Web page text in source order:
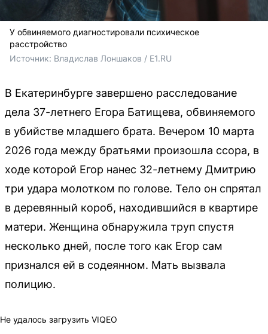
У обвиняемого диагностировали психическое
расстройство
Источник: Владислав Лоншаков / E1.RU
В Екатеринбурге завершено расследование
дела 37-летнего Егора Батищева, обвиняемого
в убийстве младшего брата. Вечером 10 марта
2026 года между братьями произошла ссора, в
ходе которой Егор нанес 32-летнему Дмитрию
три удара молотком по голове. Тело он спрятал
в деревянный короб, находившийся в квартире
матери. Женщина обнаружила труп спустя
несколько дней, после того как Егор сам
признался ей в содеянном. Мать вызвала
полицию.
Не удалось загрузить VIQEO